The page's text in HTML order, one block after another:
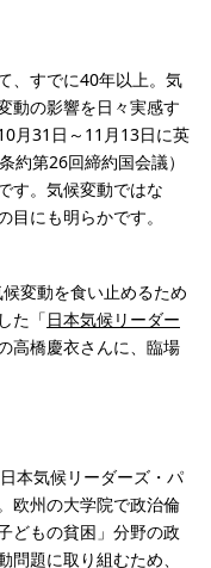
、すでに40年以上。気
動の影響を日々実感す
月31日～11月13日に英
約第26回締約国会議）
す。気候変動ではな
目にも明らかです。
変動を食い止めるため
た「日本気候リーダー
高橋慶衣さんに、臨場
本気候リーダーズ・パ
欧州の大学院で政治倫
どもの貧困」分野の政
題に取り組むため、